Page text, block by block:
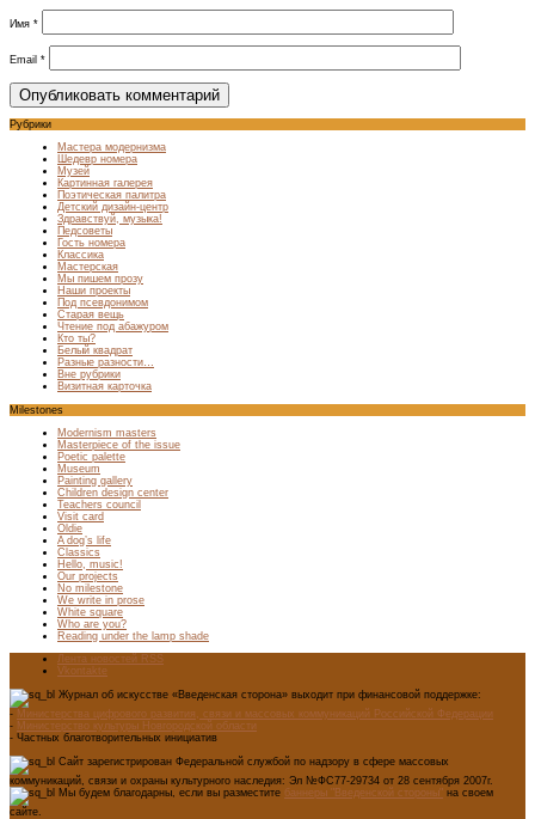
Имя *
Email *
Рубрики
Мастера модернизма
Шедевр номера
Музей
Картинная галерея
Поэтическая палитра
Детский дизайн-центр
Здравствуй, музыка!
Педсоветы
Гость номера
Классика
Мастерская
Мы пишем прозу
Наши проекты
Под псевдонимом
Старая вещь
Чтение под абажуром
Кто ты?
Белый квадрат
Разные разности…
Вне рубрики
Визитная карточка
Milestones
Modernism masters
Masterpiece of the issue
Poetic palette
Museum
Painting gallery
Children design center
Teachers council
Visit card
Oldie
A dog’s life
Classics
Hello, music!
Our projects
No milestone
We write in prose
White square
Who are you?
Reading under the lamp shade
Лента новостей RSS
Vkontakte
Журнал об искусстве «Введенская сторона» выходит при финансовой поддержке:
- Министерства цифрового развития, связи и массовых коммуникаций Российской Федерации
- Министерство культуры Новгородской области
- Частных благотворительных инициатив
Сайт зарегистрирован Федеральной службой по надзору в сфере массовых
коммуникаций, связи и охраны культурного наследия: Эл №ФС77-29734 от 28 сентября 2007г.
Мы будем благодарны, если вы разместите баннеры "Введенской стороны" на своем
сайте.